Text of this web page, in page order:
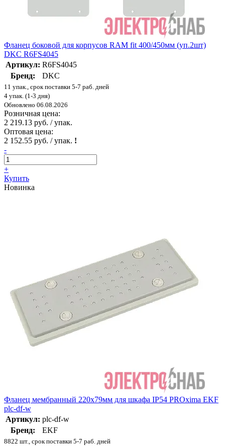
Фланец боковой для корпусов RAM fit 400/450мм (уп.2шт)
DKC R6FS4045
Артикул: R6FS4045
Бренд:
DKC
11 упак., срок поставки 5-7 раб. дней
4 упак. (1-3 дня)
Обновлено 06.08.2026
Розничная цена:
2 219.13 руб. / упак.
Оптовая цена:
2 152.55 руб. / упак. !
-
+
Купить
Новинка
Фланец мембранный 220х79мм для шкафа IP54 PROxima EKF
plc-df-w
Артикул: plc-df-w
Бренд:
EKF
8822 шт., срок поставки 5-7 раб. дней